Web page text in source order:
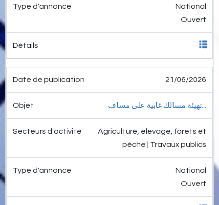
National
Ouvert
21/06/2026
تهيئة مسالك غابية على مساف...
Agriculture, élevage, forets et
pèche | Travaux publics
National
Ouvert